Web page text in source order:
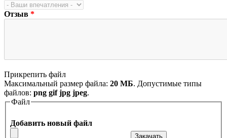
Отзыв *
Прикрепить файл
Максимальный размер файла: 20 МБ. Допустимые типы
файлов: png gif jpg jpeg.
Файл
Добавить новый файл